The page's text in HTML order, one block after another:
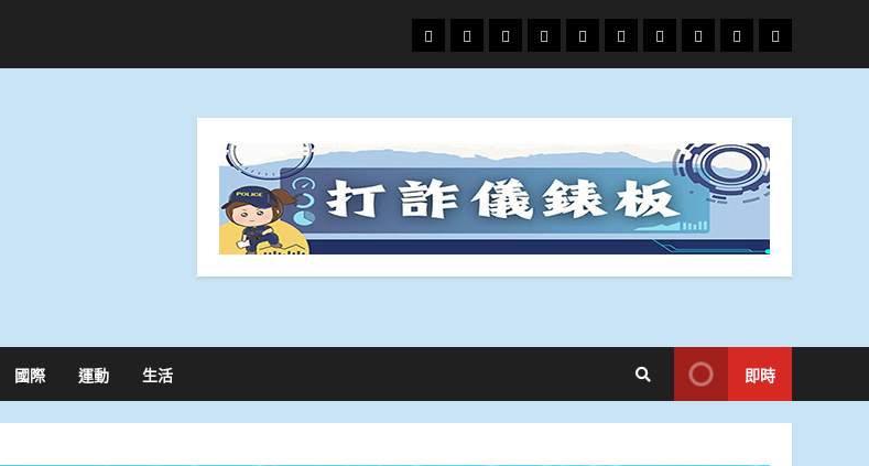
頭
條
財
經
地
方.
文
教.
專
題
娛
樂
政
治
國
際
運
動
生
活
國際 運動 生活 即時